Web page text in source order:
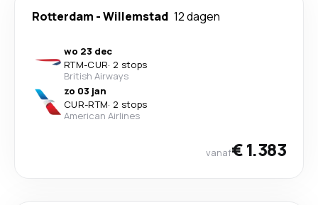
Rotterdam -Willemstad 12 dagen
wo 23 dec
RTM-CUR· 2 stops
British Airways
zo 03 jan
CUR-RTM· 2 stops
American Airlines
vanaf€ 1.383